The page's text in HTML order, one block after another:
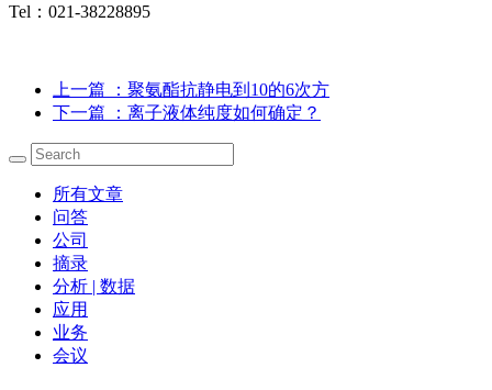
Tel：021-38228895
上一篇
：聚氨酯抗静电到10的6次方
下一篇
：离子液体纯度如何确定？
所有文章
问答
公司
摘录
分析 | 数据
应用
业务
会议